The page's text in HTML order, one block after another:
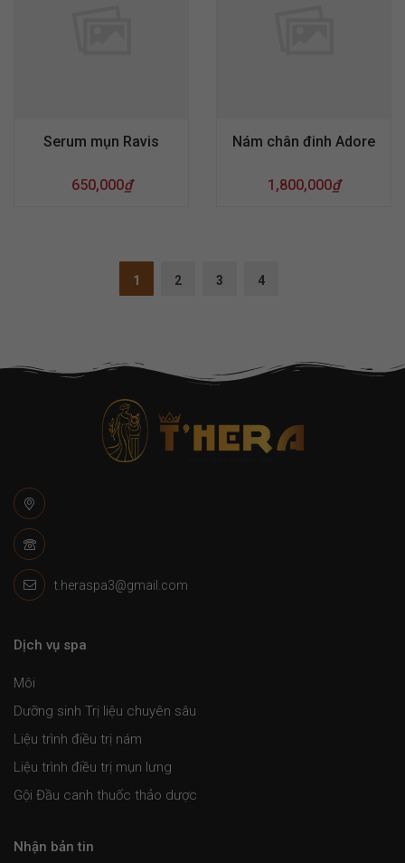
Serum mụn Ravis
650,000₫
Nám chân đinh Adore
1,800,000₫
1 2 3 4
t.heraspa3@gmail.com
Dịch vụ spa
Môi
Dưỡng sinh Trị liệu chuyên sâu
Liệu trình điều trị nám
Liệu trình điều trị mụn lưng
Gội Đầu canh thuốc thảo dược
Nhận bản tin